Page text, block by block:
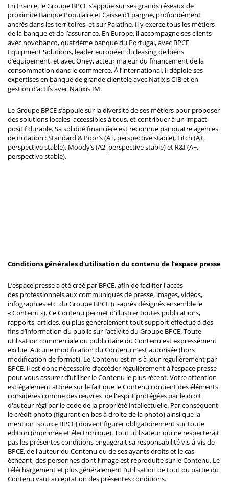
En France, le Groupe BPCE s’appuie sur ses grands réseaux de
proximité Banque Populaire et Caisse d’Epargne, profondément
ancrés dans les territoires, et sur Palatine. Il y exerce tous les métiers
de la banque et de l’assurance. En Europe, il accompagne ses clients
avec novobanco, quatrième banque du Portugal, avec BPCE
Equipment Solutions, leader européen du leasing de biens
d’équipement, et avec Oney, acteur majeur du financement de la
consommation dans le commerce. À l’international, il déploie ses
expertises en banque de grande clientèle avec Natixis CIB et en
gestion d’actifs avec Natixis IM.
Le Groupe BPCE s’appuie sur la diversité de ses métiers pour proposer
des solutions locales, accessibles à tous, et contribuer à un impact
positif durable. Sa solidité financière est reconnue par quatre agences
de notation : Standard & Poor’s (A+, perspective stable), Fitch (A+,
perspective stable), Moody’s (A2, perspective stable) et R&I (A+,
perspective stable).
Conditions générales d'utilisation du contenu de l’espace presse
L’espace presse a été créé par BPCE, afin de faciliter l'accès
des professionnels aux communiqués de presse, images, vidéos,
infographies etc. du Groupe BPCE (ci-après désignés ensemble le
« Contenu »). Ce Contenu permet d'illustrer toutes publications,
rapports, articles, ou plus généralement tout support effectué à des
fins d’information du public sur l’activité du Groupe BPCE. Toute
utilisation commerciale ou publicitaire du Contenu est expressément
exclue. Aucune modification du Contenu n’est autorisée (hors
modification de format). Le Contenu est mis à jour régulièrement par
BPCE, il est donc nécessaire d’accéder régulièrement à l’espace presse
pour vous assurer d’utiliser le Contenu le plus récent. Votre attention
est également attirée sur le fait que le Contenu contient des éléments
considérés comme des œuvres de l'esprit protégées par le droit
d'auteur régi par le code de la propriété intellectuelle. Par conséquent
le crédit photo (figurant en bas à droite de la photo) ainsi que la
mention [source BPCE] doivent figurer obligatoirement sur toute
édition (imprimée et électronique). Tout utilisateur qui ne respecterait
pas les présentes conditions engagerait sa responsabilité vis-à-vis de
BPCE, de l'auteur du Contenu ou de ses ayants droits et le cas
échéant, des personnes dont l’image est reproduite sur le Contenu. Le
téléchargement et plus généralement l’utilisation de tout ou partie du
Contenu vaut acceptation des présentes conditions.